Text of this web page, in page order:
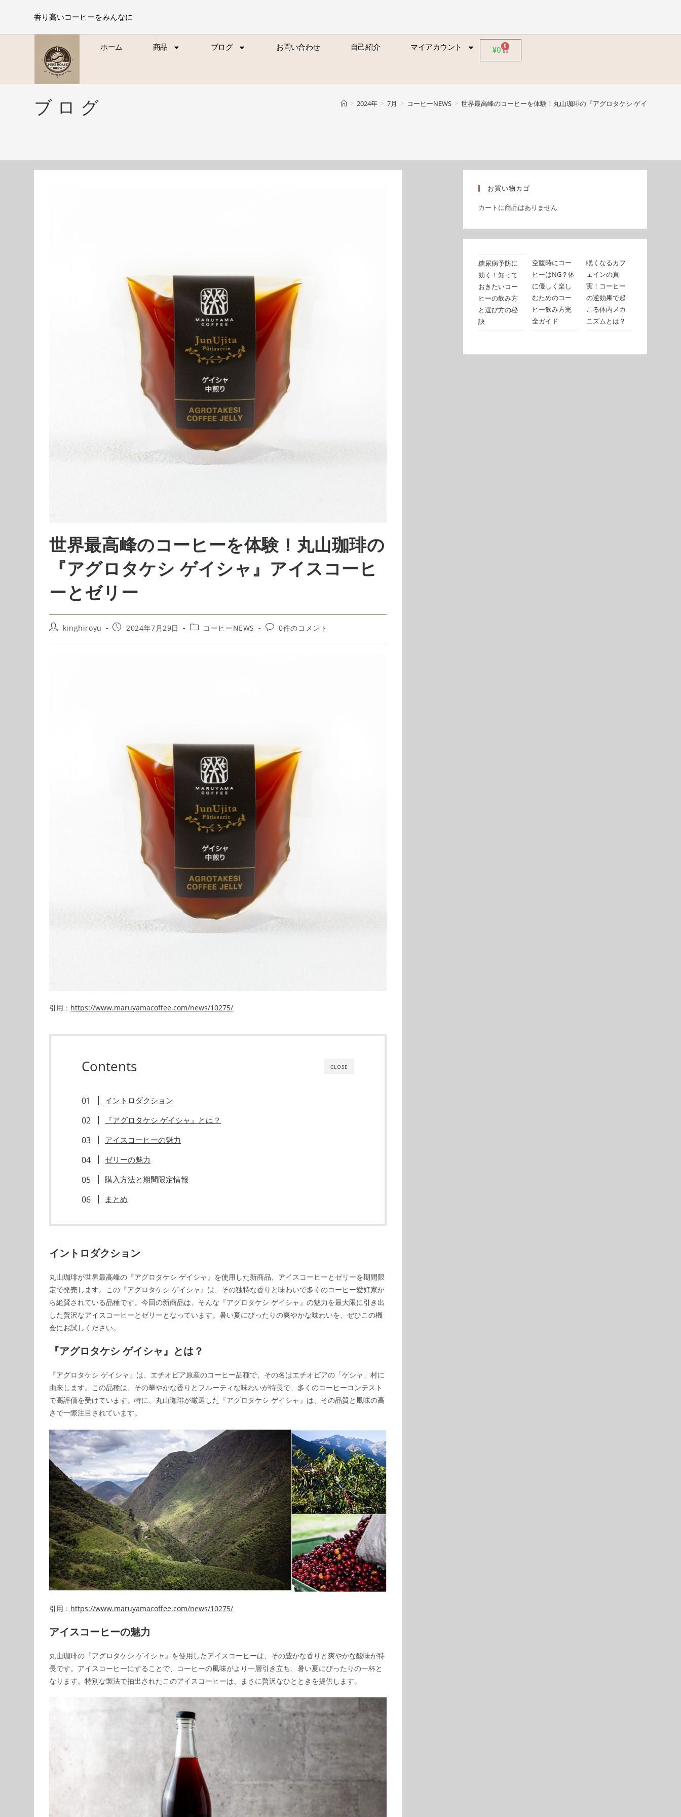
香り高いコーヒーをみんなに
ホーム 商品 ブログ お問い合わせ 自己紹介 マイアカウント
ホーム 商品 ブログ お問い合わせ 自己紹介 マイアカウント ¥0 0
ブログ > 2024年 > 7月 > コーヒーNEWS > 世界最高峰のコーヒーを体験！丸山珈琲の『アグロタケシ ゲイシャ』ア
世界最高峰のコーヒーを体験！丸山珈琲の
『アグロタケシ ゲイシャ』アイスコーヒ
ーとゼリー
kinghiroyu 2024年7月29日 コーヒーNEWS 0件のコメント
引用： https://www.maruyamacoffee.com/news/10275/
CLOSE
Contents
イントロダクション
『アグロタケシ ゲイシャ』とは？
アイスコーヒーの魅力
ゼリーの魅力
購入方法と期間限定情報
まとめ
イントロダクション
丸山珈琲が世界最高峰の『アグロタケシ ゲイシャ』を使用した新商品、アイスコーヒーとゼリーを期間限
定で発売します。この『アグロタケシ ゲイシャ』は、その独特な香りと味わいで多くのコーヒー愛好家か
ら絶賛されている品種です。今回の新商品は、そんな『アグロタケシ ゲイシャ』の魅力を最大限に引き出
した贅沢なアイスコーヒーとゼリーとなっています。暑い夏にぴったりの爽やかな味わいを、ぜひこの機
会にお試しください。
『アグロタケシ ゲイシャ』とは？
『アグロタケシ ゲイシャ』は、エチオピア原産のコーヒー品種で、その名はエチオピアの「ゲシャ」村に
由来します。この品種は、その華やかな香りとフルーティな味わいが特長で、多くのコーヒーコンテスト
で高評価を受けています。特に、丸山珈琲が厳選した『アグロタケシ ゲイシャ』は、その品質と風味の高
さで一際注目されています。
引用： https://www.maruyamacoffee.com/news/10275/
アイスコーヒーの魅力
丸山珈琲の『アグロタケシ ゲイシャ』を使用したアイスコーヒーは、その豊かな香りと爽やかな酸味が特
長です。アイスコーヒーにすることで、コーヒーの風味がより一層引き立ち、暑い夏にぴったりの一杯と
なります。特別な製法で抽出されたこのアイスコーヒーは、まさに贅沢なひとときを提供します。
お買い物カゴ
カートに商品はありません
糖尿病予防に
効く！知って
おきたいコー
ヒーの飲み方
と選び方の秘
訣
空腹時にコー
ヒーはNG？体
に優しく楽し
むためのコー
ヒー飲み方完
全ガイド
眠くなるカフ
ェインの真
実！コーヒー
の逆効果で起
こる体内メカ
ニズムとは？